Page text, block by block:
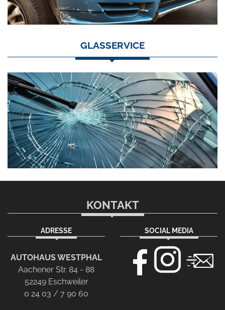
GLASSERVICE
KONTAKT
ADRESSE
AUTOHAUS WESTPHAL
Aachener Str. 84 - 88
52249 Eschweiler
0 24 03 / 7 90 60
SOCIAL MEDIA